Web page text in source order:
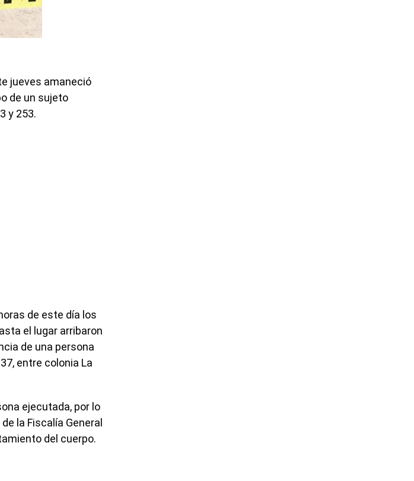
jueves amaneció
de un sujeto
y 253.
de este día los
el lugar arribaron
de una persona
entre colonia La
ejecutada, por lo
la Fiscalía General
del cuerpo.